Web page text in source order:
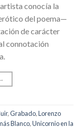
conocía la
del poema—
de carácter
connotación
,Grabado,Lorenzo
Blanco,Unicornio en la